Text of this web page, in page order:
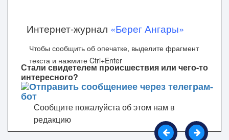
Интернет-журнал «Берег Ангары»
Стали свидетелем происшествия или чего-то
интересного?
Сообщите пожалуйста об этом нам в
редакцию
Чтобы сообщить об опечатке, выделите фрагмент
текста и нажмите Ctrl+Enter